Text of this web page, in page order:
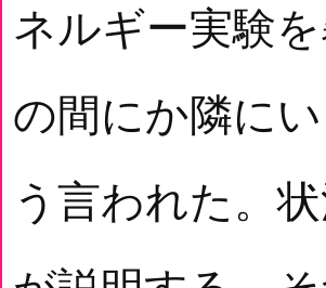
ネルギー実験
の間にか隣に
う言われた。